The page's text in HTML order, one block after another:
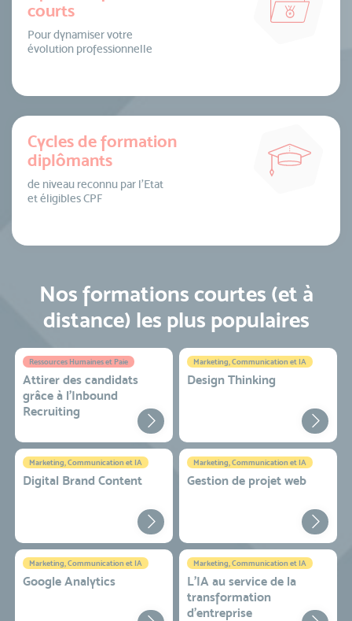
courts
Pour dynamiser votre
évolution professionnelle
Cycles de formation
diplômants
de niveau reconnu par l’Etat
et éligibles CPF
Nos formations courtes (et à
distance) les plus populaires
Ressources Humaines et Paie
Attirer des candidats
grâce à l’Inbound
Recruiting
Marketing, Communication et IA
Design Thinking
Marketing, Communication et IA
Digital Brand Content
Marketing, Communication et IA
Gestion de projet web
Marketing, Communication et IA
Google Analytics
Marketing, Communication et IA
L'IA au service de la
transformation
d'entreprise